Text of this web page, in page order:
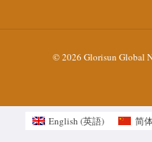
© 2026 Glorisun Global
English (英語) 简